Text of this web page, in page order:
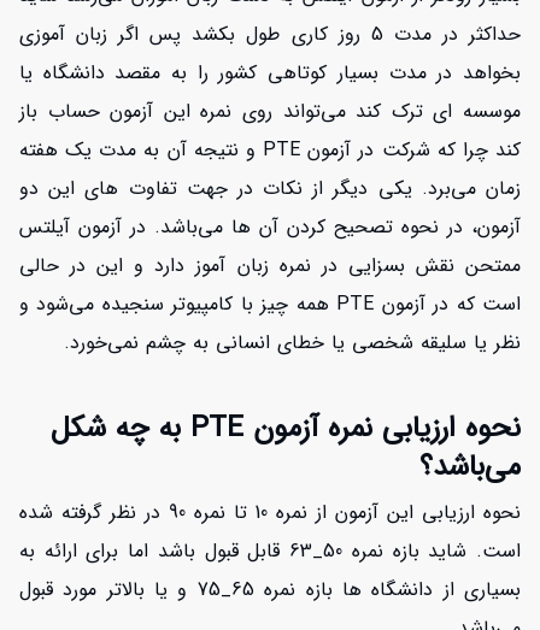
حداکثر در مدت 5 روز کاری طول بکشد پس اگر زبان آموزی
بخواهد در مدت بسیار کوتاهی کشور را به مقصد دانشگاه یا
موسسه ای ترک کند می‌تواند روی نمره این آزمون حساب باز
کند چرا که شرکت در آزمون PTE و نتیجه آن به مدت یک هفته
زمان می‌برد. یکی دیگر از نکات در جهت تفاوت های این دو
آزمون، در نحوه تصحیح کردن آن ها می‌باشد. در آزمون آیلتس
ممتحن نقش بسزایی در نمره زبان آموز دارد و این در حالی
است که در آزمون PTE همه چیز با کامپیوتر سنجیده می‌شود و
نظر یا سلیقه شخصی یا خطای انسانی به چشم نمی‌خورد.
نحوه ارزیابی نمره آزمون PTE به چه شکل
می‌باشد؟
نحوه ارزیابی این آزمون از نمره 10 تا نمره 90 در نظر گرفته شده
است. شاید بازه نمره 50_63 قابل قبول باشد اما برای ارائه به
بسیاری از دانشگاه ها بازه نمره 65_75 و یا بالاتر مورد قبول